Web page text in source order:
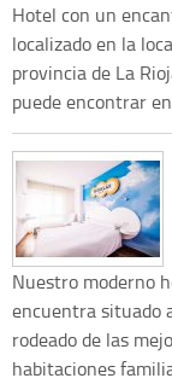
Hotel con un
localizado en la
provincia de La
puede encontrar
Nuestro moderno
encuentra situado
rodeado de las
habitaciones